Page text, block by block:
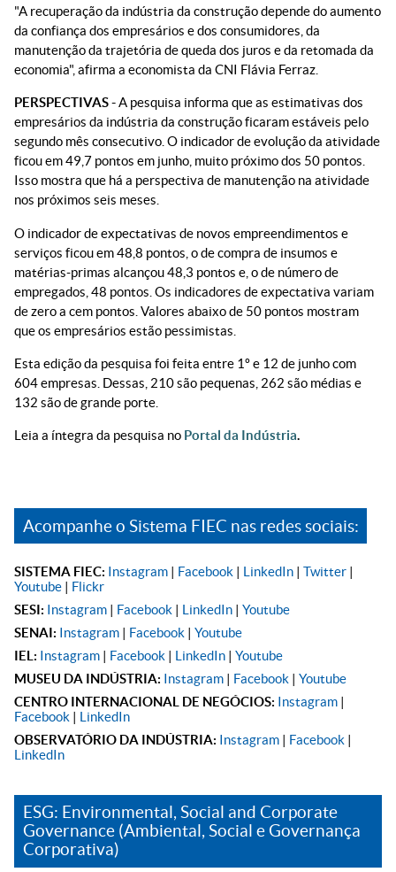
"A recuperação da indústria da construção depende do aumento
da confiança dos empresários e dos consumidores, da
manutenção da trajetória de queda dos juros e da retomada da
economia", afirma a economista da CNI Flávia Ferraz.
PERSPECTIVAS -A pesquisa informa que as estimativas dos
empresários da indústria da construção ficaram estáveis pelo
segundo mês consecutivo. O indicador de evolução da atividade
ficou em 49,7 pontos em junho, muito próximo dos 50 pontos.
Isso mostra que há a perspectiva de manutenção na atividade
nos próximos seis meses.
O indicador de expectativas de novos empreendimentos e
serviços ficou em 48,8 pontos, o de compra de insumos e
matérias-primas alcançou 48,3 pontos e, o de número de
empregados, 48 pontos. Os indicadores de expectativa variam
de zero a cem pontos. Valores abaixo de 50 pontos mostram
que os empresários estão pessimistas.
Esta edição da pesquisa foi feita entre 1º e 12 de junho com
604 empresas. Dessas, 210 são pequenas, 262 são médias e
132 são de grande porte.
Leia a íntegra da pesquisa no Portal da Indústria.
Acompanhe o Sistema FIEC nas redes sociais:
SISTEMA FIEC: Instagram | Facebook | LinkedIn | Twitter |
Youtube | Flickr
SESI: Instagram | Facebook | LinkedIn | Youtube
SENAI: Instagram | Facebook | Youtube
IEL: Instagram | Facebook | LinkedIn | Youtube
MUSEU DA INDÚSTRIA: Instagram | Facebook | Youtube
CENTRO INTERNACIONAL DE NEGÓCIOS: Instagram |
Facebook | LinkedIn
OBSERVATÓRIO DA INDÚSTRIA: Instagram | Facebook |
LinkedIn
ESG: Environmental, Social and Corporate
Governance (Ambiental, Social e Governança
Corporativa)